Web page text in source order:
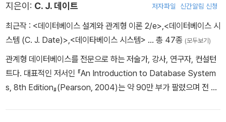
지은이: C. J. 데이트 저자파일 신간알림 신청
최근작 : <데이터베이스 설계와 관계형 이론 2/e>,<데이터베이스 시
스템 (C. J. Date)>,<데이타베이스 시스템> … 총 47종 (모두보기)
관계형 데이터베이스를 전문으로 하는 저술가, 강사, 연구자, 컨설턴
트다. 대표적인 저서인 『An Introduction to Database System
s, 8th Edition』(Pearson, 2004)는 약 90만 부가 팔렸으며 전 세